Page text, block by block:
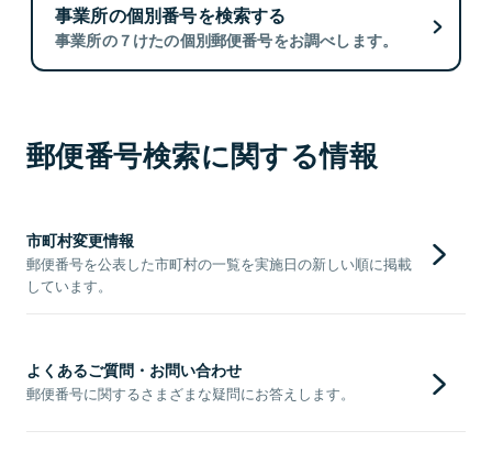
事業所の個別番号を検索する
事業所の７けたの個別郵便番号をお調べします。
郵便番号検索に関する情報
市町村変更情報
郵便番号を公表した市町村の一覧を実施日の新しい順に掲載
しています。
よくあるご質問・お問い合わせ
郵便番号に関するさまざまな疑問にお答えします。